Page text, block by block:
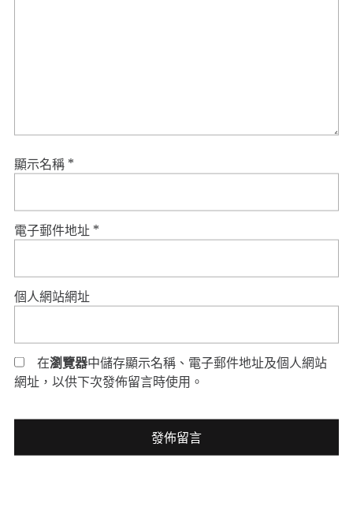
顯示名稱 *
電子郵件地址 *
個人網站網址
在瀏覽器中儲存顯示名稱、電子郵件地址及個人網站
網址，以供下次發佈留言時使用。